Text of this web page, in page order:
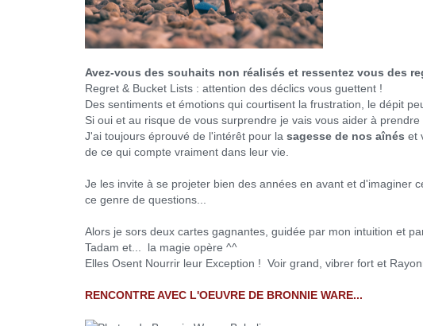
Avez-vous des souhaits non réalisés et ressentez vous des
Regret & Bucket Lists : attention des déclics vous guettent !
Des sentiments et émotions qui courtisent la frustration, le dépit
Si oui et au risque de vous surprendre je vais vous aider à
J'ai toujours éprouvé de l'intérêt pour la sagesse de nos aînés et
de ce qui compte vraiment dans leur vie.
Je les invite à se projeter bien des années en avant et d'imaginer
ce genre de questions...
Alors je sors deux cartes gagnantes, guidée par mon intuition et
Tadam et... la magie opère ^^
Elles Osent Nourrir leur Exception ! Voir grand, vibrer fort et
RENCONTRE AVEC L'OEUVRE DE BRONNIE WARE...